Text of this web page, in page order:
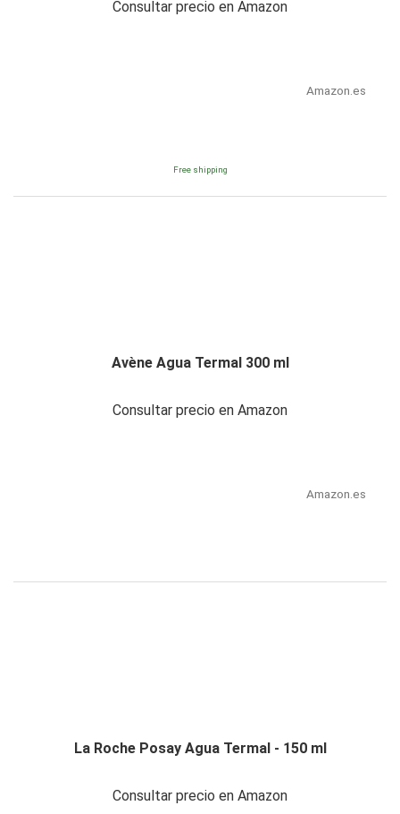
Consultar precio en Amazon
Amazon.es
Free shipping
Avène Agua Termal 300 ml
Consultar precio en Amazon
Amazon.es
La Roche Posay Agua Termal - 150 ml
Consultar precio en Amazon